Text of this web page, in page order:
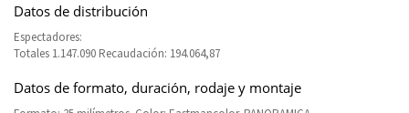
Datos de distribución
Espectadores:
Totales 1.147.090 Recaudación: 194.064,87
Datos de formato, duración, rodaje y montaje